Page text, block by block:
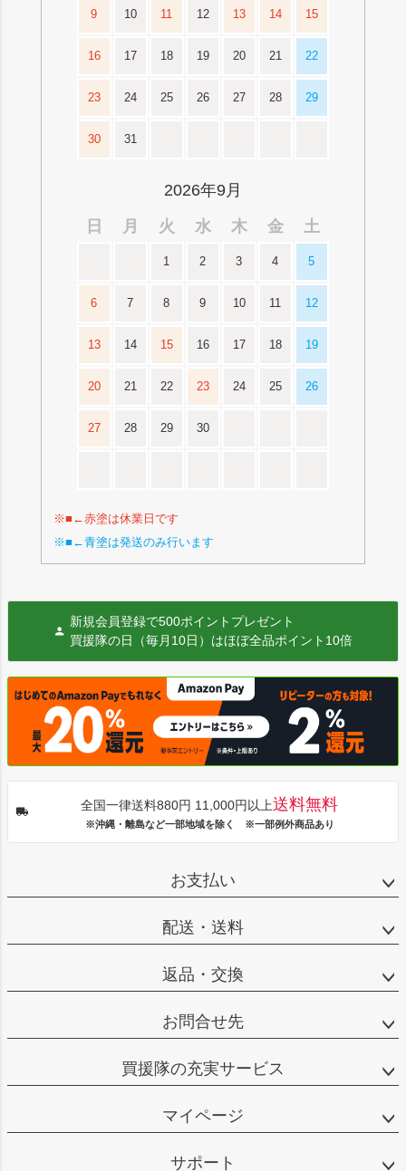
9 10 11 12 13 14 15
16 17 18 19 20 21 22
23 24 25 26 27 28 29
30 31
2026年9月
日
月 火 水 木 金 土
1 2 3 4 5
6 7 8 9 10 11 12
13 14 15 16 17 18 19
20 21 22 23 24 25 26
27 28 29 30
※■←赤塗は休業日です
※■←青塗は発送のみ行います
新規会員登録で500ポイントプレゼント
買援隊の日（毎月10日）はほぼ全品ポイント10倍
全国一律送料880円 11,000円以上送料無料
※沖縄・離島など一部地域を除く ※一部例外商品あり
お支払い
配送・送料
返品・交換
お問合せ先
買援隊の充実サービス
マイページ
サポート